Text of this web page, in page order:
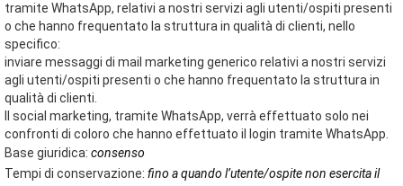
tramite WhatsApp, relativi a nostri servizi agli utenti/ospiti presenti
o che hanno frequentato la struttura in qualità di clienti, nello
specifico:
inviare messaggi di mail marketing generico relativi a nostri servizi
agli utenti/ospiti presenti o che hanno frequentato la struttura in
qualità di clienti.
Il social marketing, tramite WhatsApp, verrà effettuato solo nei
confronti di coloro che hanno effettuato il login tramite WhatsApp.
Base giuridica: consenso
Tempi di conservazione: fino a quando l’utente/ospite non esercita il